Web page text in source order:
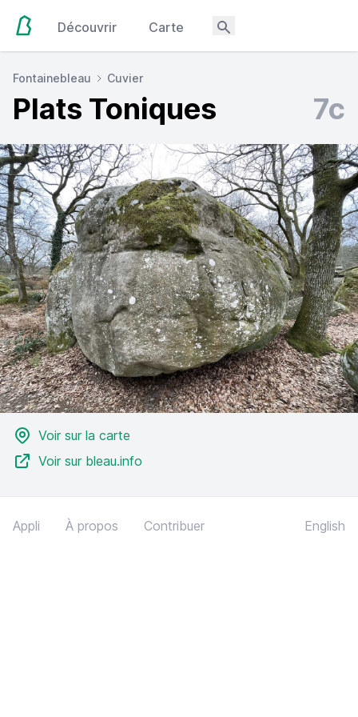
Découvrir Carte
Fontainebleau Cuvier
Plats Toniques 7c
Voir sur la carte
Voir sur bleau.info
Appli À propos Contribuer English